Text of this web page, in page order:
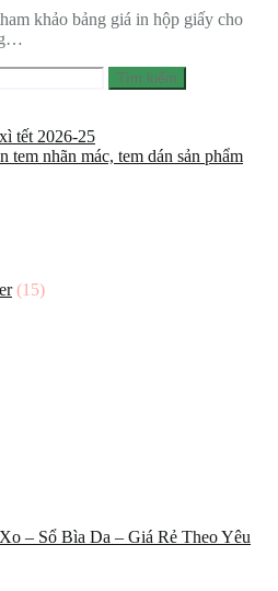
khảo bảng giá in hộp giấy cho
tết 2026-25
tem nhãn mác, tem dán sản phẩm
(15)
– Sổ Bìa Da – Giá Rẻ Theo Yêu